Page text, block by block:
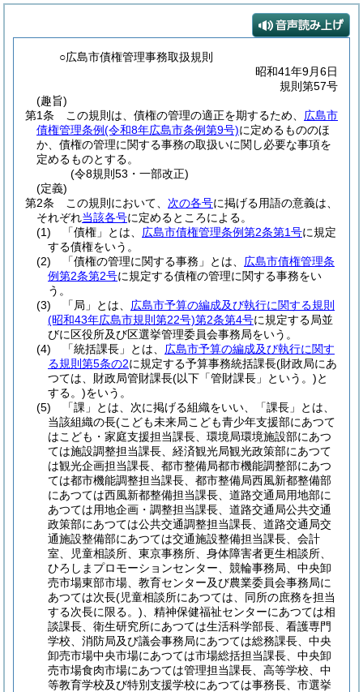
○広島市債権管理事務取扱規則
昭和41年9月6日
規則第57号
(趣旨)
第1条
この規則は、債権の管理の適正を期するため、 広島市
債権管理条例(令和8年広島市条例第9号)に定めるもののほ
か、債権の管理に関する事務の取扱いに関し必要な事項を
定めるものとする。
(令8規則53・一部改正)
(定義)
第2条
この規則において、 次の各号に掲げる用語の意義は、
それぞれ当該各号に定めるところによる。
(1)
「債権」とは、 広島市債権管理条例第2条第1号に規定
する債権をいう。
(2)
「債権の管理に関する事務」とは、 広島市債権管理条
例第2条第2号に規定する債権の管理に関する事務をい
う。
(3)
「局」とは、 広島市予算の編成及び執行に関する規則
(昭和43年広島市規則第22号)第2条第4号に規定する局並
びに区役所及び区選挙管理委員会事務局をいう。
(4)
「統括課長」とは、 広島市予算の編成及び執行に関す
る規則第5条の2に規定する予算事務統括課長(財政局にあ
つては、財政局管財課長(以下「管財課長」という。)と
する。)をいう。
(5)
「課」とは、次に掲げる組織をいい、「課長」とは、
当該組織の長(こども未来局こども青少年支援部にあつて
はこども・家庭支援担当課長、環境局環境施設部にあつ
ては施設調整担当課長、経済観光局観光政策部にあつて
は観光企画担当課長、都市整備局都市機能調整部にあつ
ては都市機能調整担当課長、都市整備局西風新都整備部
にあつては西風新都整備担当課長、道路交通局用地部に
あつては用地企画・調整担当課長、道路交通局公共交通
政策部にあつては公共交通調整担当課長、道路交通局交
通施設整備部にあつては交通施設整備担当課長、会計
室、児童相談所、東京事務所、身体障害者更生相談所、
ひろしまプロモーションセンター、競輪事務局、中央卸
売市場東部市場、教育センター及び農業委員会事務局に
あつては次長(児童相談所にあつては、同所の庶務を担当
する次長に限る。) 、精神保健福祉センターにあつては相
談課長、衛生研究所にあつては生活科学部長、看護専門
学校、消防局及び議会事務局にあつては総務課長、中央
卸売市場中央市場にあつては市場総括担当課長、中央卸
売市場食肉市場にあつては管理担当課長、高等学校、中
等教育学校及び特別支援学校にあつては事務長、市選挙